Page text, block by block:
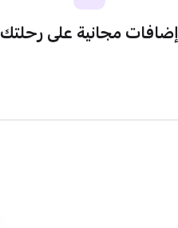
إضافات مجانية على رحلتك